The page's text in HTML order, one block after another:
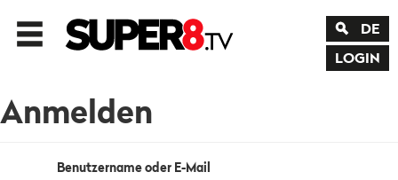
DE
LOGIN
Anmelden
Benutzername oder E-Mail